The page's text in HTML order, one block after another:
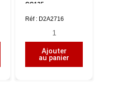
CC125
Réf : D2A2716
quantité
de
Bouche
Ajouter
au panier